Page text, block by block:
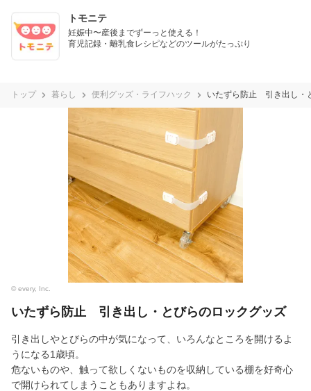
トモニテ
妊娠中〜産後までずーっと使える！
育児記録・離乳食レシピなどのツールがたっぷり
トップ 暮らし 便利グッズ・ライフハック いたずら防止 引き出し・
© every, Inc.
いたずら防止 引き出し・とびらのロックグッズ
引き出しやとびらの中が気になって、いろんなところを開けるよ
うになる1歳頃。
危ないものや、触って欲しくないものを収納している棚を好奇心
で開けられてしまうこともありますよね。